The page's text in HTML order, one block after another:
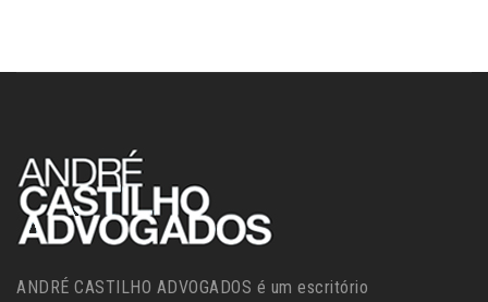
ANDRÉ CASTILHO ADVOGADOS é um escritório